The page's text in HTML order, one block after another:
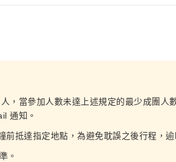
，當參加人數未達上述規定的最少成團人
通知。
前抵達指定地點，為避免耽誤之後行程，逾
。